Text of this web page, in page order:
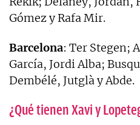
Gómez y Rafa Mir.
Barcelona: Ter Stegen;
García, Jordi Alba;
Dembélé, Jutglà y Abde.
¿Qué tienen Xavi y